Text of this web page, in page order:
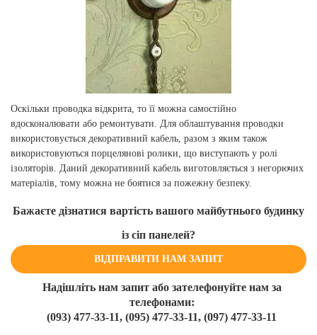
Оскільки проводка відкрита, то її можна самостійно
вдосконалювати або ремонтувати. Для облаштування проводки
використовується декоративний кабель, разом з яким також
використовуються порцелянові ролики, що виступають у ролі
ізоляторів. Даний декоративний кабель виготовляється з негорючих
матеріалів, тому можна не боятися за пожежну безпеку.
Бажаєте дізнатися вартість вашого майбутнього будинку
із сіп панелей?
ВІДПРАВИТИ НАМ ЗАПИТ
Надішліть нам запит або зателефонуйте нам за
телефонами:
(093) 477-33-11, (095) 477-33-11, (097) 477-33-11